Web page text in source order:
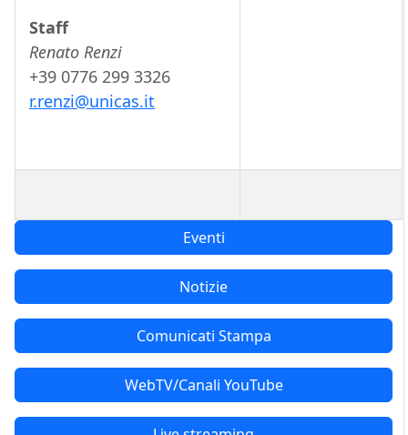
Staff
Renato Renzi
+39 0776 299 3326
r.renzi@unicas.it
Eventi
Notizie
Comunicati Stampa
WebTV/Canali YouTube